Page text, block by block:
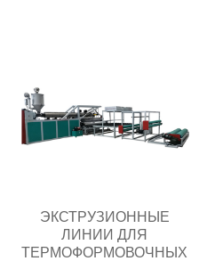
ЭКСТРУЗИОННЫЕ
ЛИНИИ ДЛЯ
ТЕРМОФОРМОВОЧНЫХ